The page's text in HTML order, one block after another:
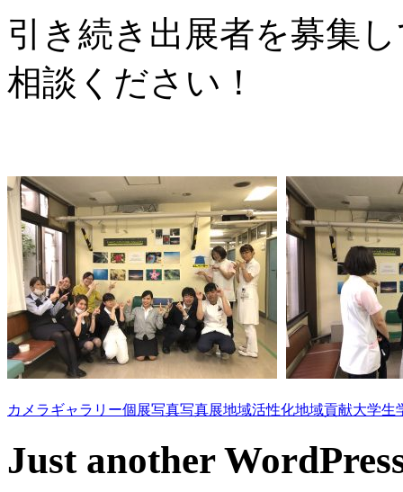
引き続き出展者を募集
相談ください！
カメラギャラリー個展写真写真展地域活性化地域貢献大学生
Just another